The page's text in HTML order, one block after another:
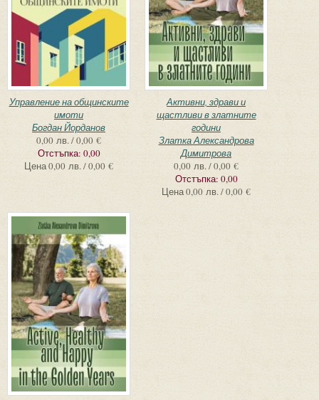
Управление на общинските
имоти
Богдан Йорданов
0,00 лв. / 0,00 €
Отстъпка: 0,00
Цена0,00 лв. / 0,00 €
Активни, здрави и
щастливи в златните
години
Златка Александрова
Димитрова
0,00 лв. / 0,00 €
Отстъпка: 0,00
Цена0,00 лв. / 0,00 €